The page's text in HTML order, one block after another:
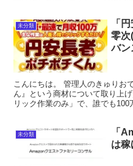
未分類
「
零次(に
バン
こんにちは。 管理人のきゅりお
ん』という商材について取り上
リック作業のみ」で、誰でも100
未分類
「
は稼